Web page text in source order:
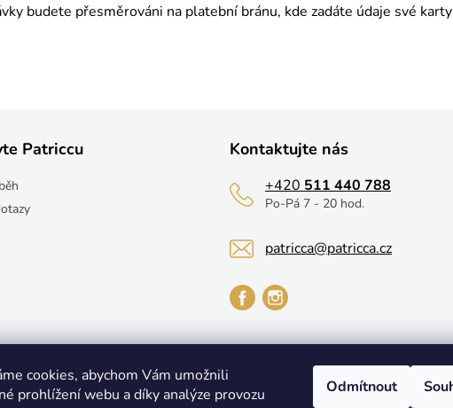
cookies, abychom Vám umožnili
prohlížení webu a díky analýze provozu
Odmítnout
budete přesměrováni na platební bránu, kde zadáte údaje své
Patriccu Kontaktujte nás
+420511 440 788
Po-Pá 7 - 20 hod.
patricca@patricca.cz